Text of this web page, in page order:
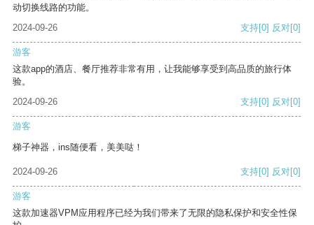
动切换线路的功能。
2024-09-26
支持[0] 反对[0]
游客
这款app的酒店、餐厅推荐非常有用，让我能够享受到高品质的旅行体
验。
2024-09-26
支持[0] 反对[0]
游客
梯子神器，ins随便看，美美哒！
2024-09-26 支持[0] 反对[0]
游客
这款加速器VPM应用程序已经为我们带来了无限的隐私保护和安全性保